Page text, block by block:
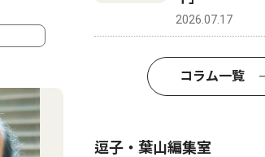
2026.07.17
コラム一覧
逗子・葉山編集室